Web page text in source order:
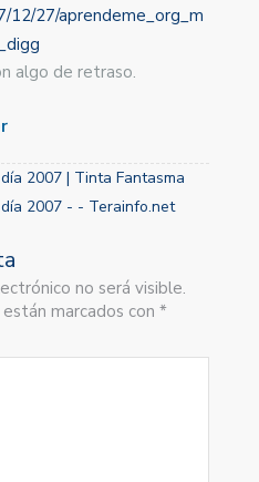
12/27/aprendeme_org_m
algo de retraso.
2007 | Tinta Fantasma
2007 - - Terainfo.net
no será visible.
marcados con *